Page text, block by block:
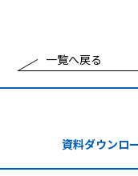
一覧へ戻る
資料ダウン